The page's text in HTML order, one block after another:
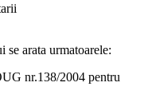
se arata urmatoarele:
nr.138/2004 pentru